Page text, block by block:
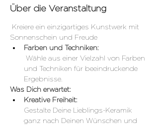
Über die Veranstaltung
Sonnenschein und Freude
Farben und Techniken:
und Techniken für beeindruckende
Ergebnisse.
Was Dich erwartet:
Kreative Freiheit:
Gestalte Deine Lieblings-Keramik
ganz nach Deinen Wünschen und